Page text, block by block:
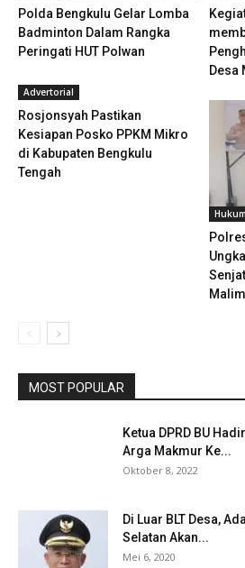
Polda Bengkulu Gelar Lomba
Badminton Dalam Rangka
Peringati HUT Polwan
Desa
Advertorial
Rosjonsyah Pastikan
Kesiapan Posko PPKM Mikro
di Kabupaten Bengkulu
Tengah
Hukum
MOST POPULAR
Ketua DPRD BU
Arga Makmur Ke...
Oktober 8, 2022
Di Luar BLT Desa,
Selatan Akan...
Mei 6, 2020